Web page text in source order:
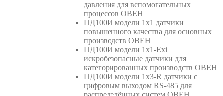
давления для вспомогательных
процессов ОВЕН
ПД100И модели 1х1 датчики
повышенного качества для основных
производств ОВЕН
ПД100И модели 1х1-Exi
искробезопасные датчики для
категорированных производств ОВЕН
ПД100И модели 1х3-R датчики с
цифровым выходом RS-485 для